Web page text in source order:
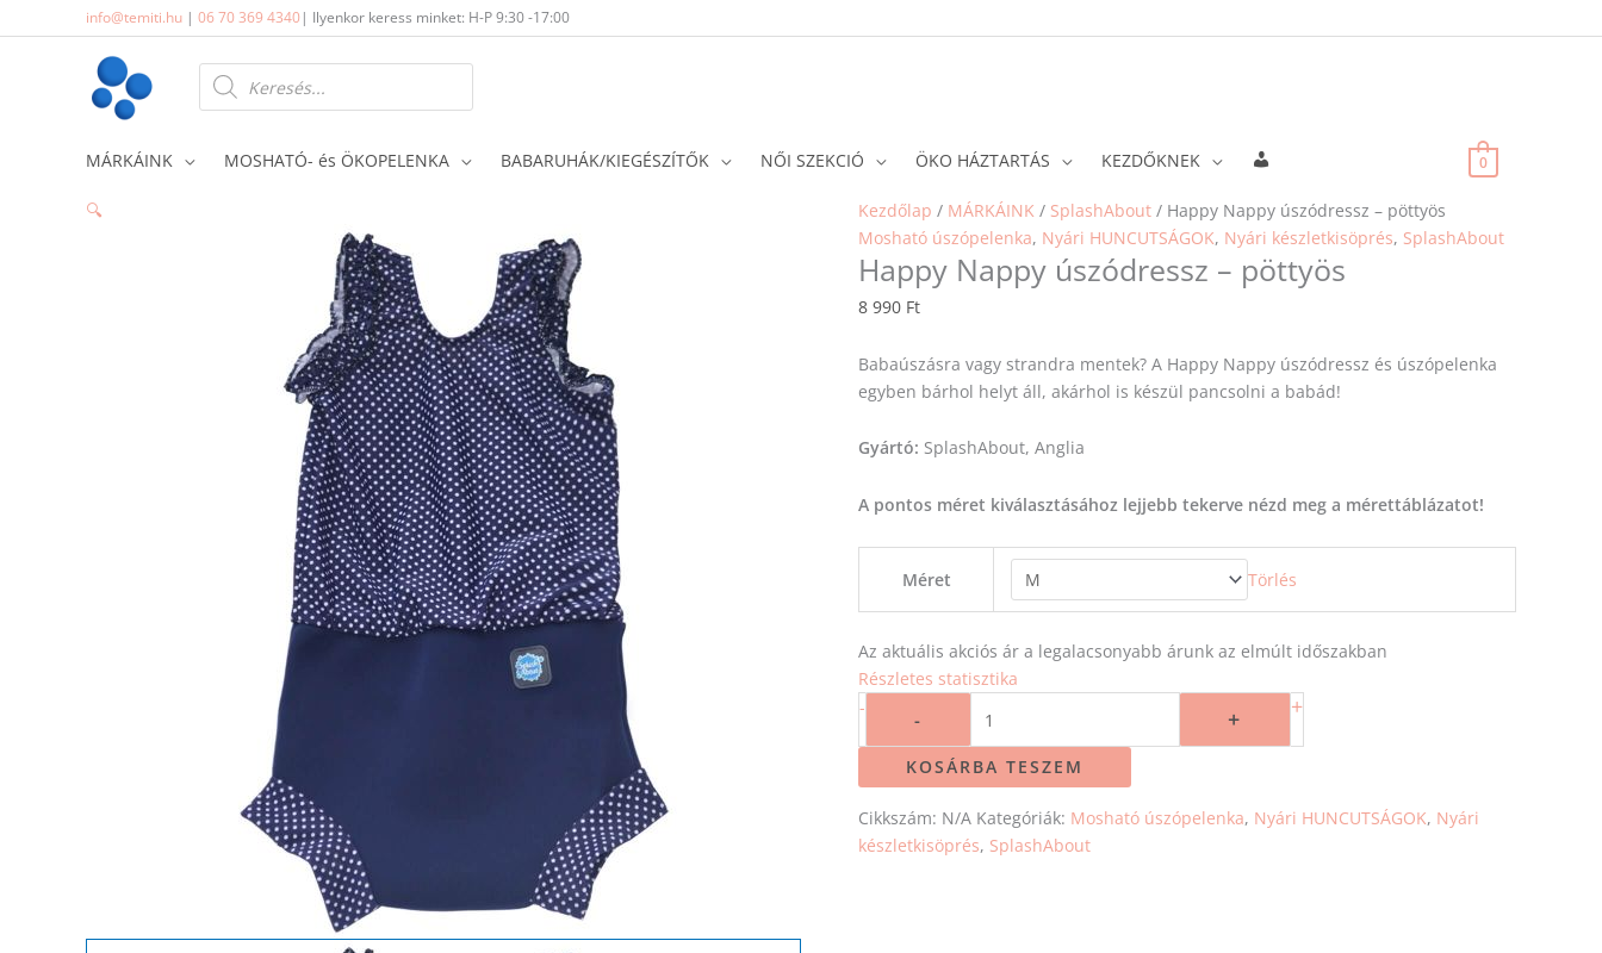
to
info@temiti.hu | 06 70 369 4340| Ilyenkor keress minket: H-P 9:30 -17:00
Products
search
MÁRKÁINK MOSHATÓ- és ÖKOPELENKA BABARUHÁK/KIEGÉSZÍTŐK NŐI SZEKCIÓ ÖKO HÁZTARTÁS KEZDŐKNEK 0
🔍 Kezdőlap / MÁRKÁINK / SplashAbout / Happy Nappy úszódressz – pöttyös
Mosható úszópelenka, Nyári HUNCUTSÁGOK, Nyári készletkisöprés, SplashAbout
Happy Nappy úszódressz – pöttyös
8 990 Ft
Babaúszásra vagy strandra mentek? A Happy Nappy úszódressz és úszópelenka
egyben bárhol helyt áll, akárhol is készül pancsolni a babád!
Gyártó: SplashAbout, Anglia
A pontos méret kiválasztásához lejjebb tekerve nézd meg a mérettáblázatot!
Méret Törlés
Az aktuális akciós ár a legalacsonyabb árunk az elmúlt időszakban
Részletes statisztika
-
-
Happy
Nappy
úszódressz
pöttyös
+ +
KOSÁRBA TESZEM
Cikkszám: N/A Kategóriák: Mosható úszópelenka, Nyári HUNCUTSÁGOK, Nyári
készletkisöprés, SplashAbout